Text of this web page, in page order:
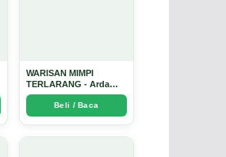
WARISAN MIMPI
TERLARANG - Arda
Dinata
Beli / Baca